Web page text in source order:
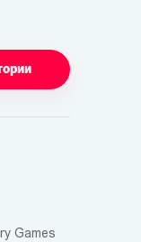
Games